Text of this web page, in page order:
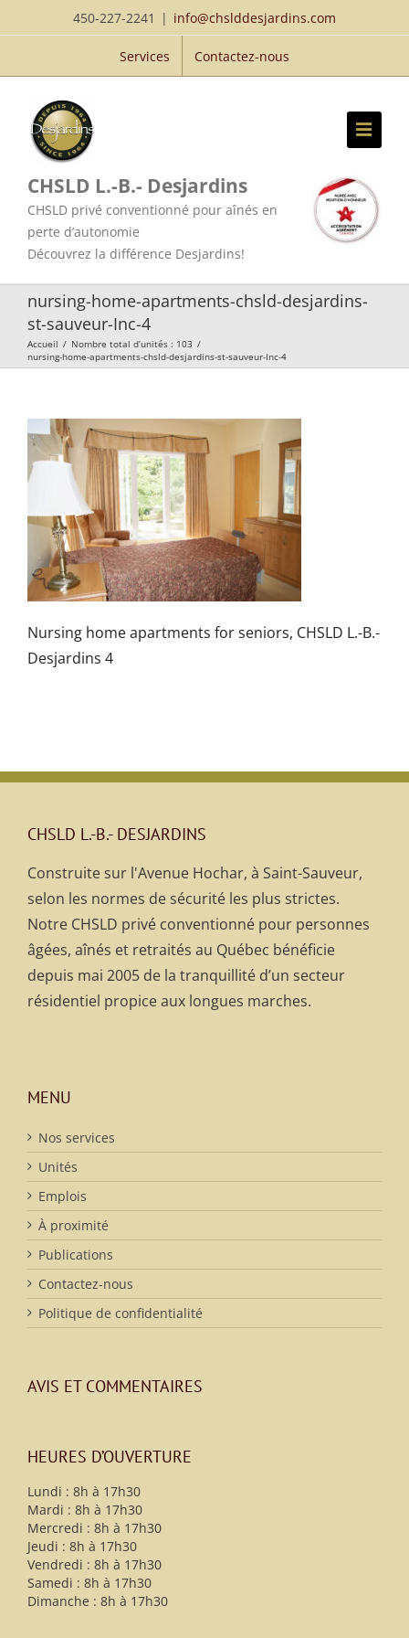
au
450-227-2241 | info@chslddesjardins.com
Services Contactez-nous
CHSLD L.-B.- Desjardins
CHSLD privé conventionné pour aînés en
perte d’autonomie
Découvrez la différence Desjardins!
nursing-home-apartments-chsld-desjardins-
st-sauveur-Inc-4
Accueil / Nombre total d’unités : 103 /
nursing-home-apartments-chsld-desjardins-st-sauveur-Inc-4
Nursing home apartments for seniors, CHSLD L.-B.-
Desjardins 4
CHSLD L.-B.- DESJARDINS
Construite sur l'Avenue Hochar, à Saint-Sauveur,
selon les normes de sécurité les plus strictes.
Notre CHSLD privé conventionné pour personnes
âgées, aînés et retraités au Québec bénéficie
depuis mai 2005 de la tranquillité d’un secteur
résidentiel propice aux longues marches.
MENU
Nos services
Unités
Emplois
À proximité
Publications
Contactez-nous
Politique de confidentialité
AVIS ET COMMENTAIRES
HEURES D’OUVERTURE
Lundi : 8h à 17h30
Mardi : 8h à 17h30
Mercredi : 8h à 17h30
Jeudi : 8h à 17h30
Vendredi : 8h à 17h30
Samedi : 8h à 17h30
Dimanche : 8h à 17h30